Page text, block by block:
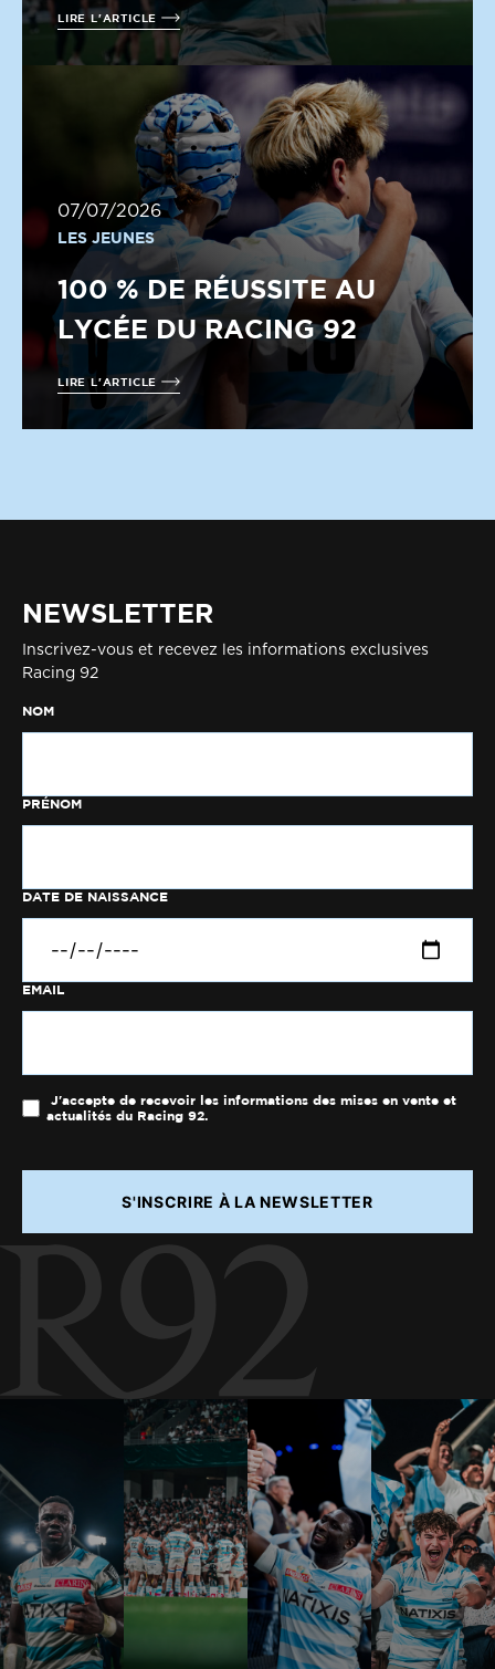
LIRE L'ARTICLE
07/07/2026
LES JEUNES
100 % DE RÉUSSITE AU
LYCÉE DU RACING 92
LIRE L'ARTICLE
NEWSLETTER
Inscrivez-vous et recevez les informations exclusives
Racing 92
NOM
PRÉNOM
DATE DE NAISSANCE
EMAIL
J'accepte de recevoir les informations des mises en vente et
actualités du Racing 92.
S'INSCRIRE À LA NEWSLETTER